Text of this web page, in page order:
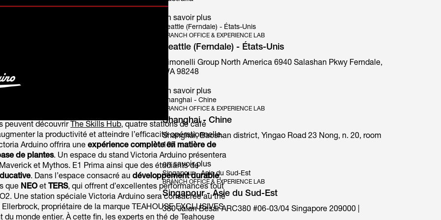
E1 Prima special edition
en savoir plus
Seattle (Ferndale) - États-Unis
BRANCH OFFICE & EXPERIENCE LAB
Seattle (Ferndale) - États-Unis
Simonelli Group North America 6940 Salashan Pkwy Ferndale,
WA 98248
en savoir plus
Shanghai - Chine
BRANCH OFFICE & EXPERIENCE LAB
Shanghai - Chine
Shanghai, Baoshan district, Yingao Road 23 Nong, n. 20, room
107
en savoir plus
Singapour - Asie du Sud-Est
BRANCH OFFICE & EXPERIENCE LAB
Singapour - Asie du Sud-Est
380 Jalan Besar ARC380 #06-03/04 Singapore 209000 |
peuvent découvrir The Skills Hub, quatre stations de café
la productivité et atteindre l’efficacité opérationnelle.
Arduino offrira une expérience complète en matière de
de plantes. Un espace du stand Victoria Arduino présentera
et Mythos. E1 Prima ainsi que des étudiants de
. Dans l’espace consacré au développement durable,
que NEOet TERS, qui offrent d’excellentes performances tout
Une station spéciale Victoria Arduino sera consacrée au thé
propriétaire de la marque TEAHOUSE EXCLUSIVES
monde entier. À cette fin, les experts en thé de Teahouse